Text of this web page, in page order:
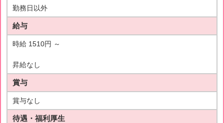
勤務日以外
給与
時給 1510円 ～
昇給なし
賞与
賞与なし
待遇・福利厚生